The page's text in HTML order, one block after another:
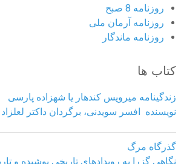
روزنامه 8 صبح
روزنامه آرمان ملى
روزنامه ماندگار
کتاب ها
زندگینامه میرویس کندهار یا شهزاده پارسی
نویسنده افسر سویدنی، برگردان داکتر لعلزاد
گذرگاه مرگ
نگاهی گزرا به رویدادهای تاریخی پوشیده و